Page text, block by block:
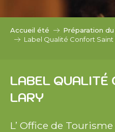
Accueil été Préparation
Label Qualité Confort Saint
LABEL QUALITÉ
LARY
L’ Office de